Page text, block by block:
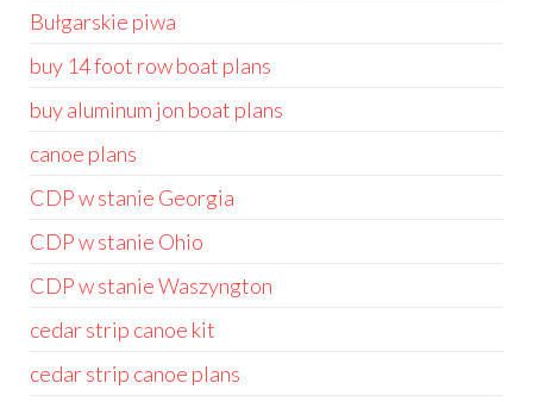
Bułgarskie piwa
buy 14 foot row boat plans
buy aluminum jon boat plans
canoe plans
CDP w stanie Georgia
CDP w stanie Ohio
CDP w stanie Waszyngton
cedar strip canoe kit
cedar strip canoe plans